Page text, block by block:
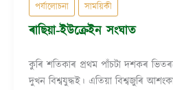
পৰ্যালোচনা সাময়িকী
ৰাছিয়া-ইউক্ৰেইন সংঘাত
কুৰি শতিকাৰ প্ৰথম পাঁচটা দশকৰ
দুখন বিশ্বযুদ্ধই। এতিয়া বিশ্বজুৰি